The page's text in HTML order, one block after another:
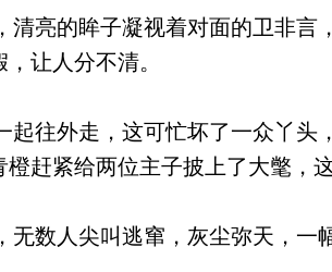
亮的眸子凝视着对面的卫非言
让人分不清。
往外走，这可忙坏了一众丫头
赶紧给两位主子披上了大氅，
数人尖叫逃窜，灰尘弥天，一